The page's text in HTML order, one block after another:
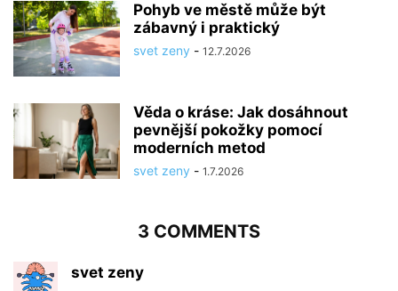
Pohyb ve městě může být
zábavný i praktický
svet zeny - 12.7.2026
Věda o kráse: Jak dosáhnout
pevnější pokožky pomocí
moderních metod
svet zeny - 1.7.2026
3 COMMENTS
svet zeny